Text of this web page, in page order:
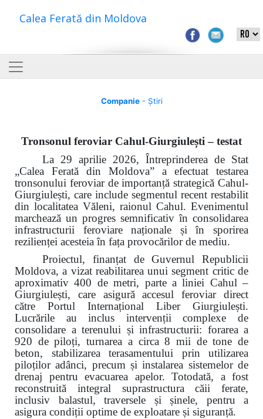
Calea Ferată din Moldova
Companie- Știri
Tronsonul feroviar Cahul-Giurgiulești – testat
La 29 aprilie 2026, Întreprinderea de Stat
„Calea Ferată din Moldova” a efectuat testarea
tronsonului feroviar de importanță strategică Cahul-
Giurgiulești, care include segmentul recent restabilit
din localitatea Văleni, raionul Cahul. Evenimentul
marchează un progres semnificativ în consolidarea
infrastructurii feroviare naționale și în sporirea
rezilienței acesteia în fața provocărilor de mediu.
Proiectul, finanțat de Guvernul Republicii
Moldova, a vizat reabilitarea unui segment critic de
aproximativ 400 de metri, parte a liniei Cahul –
Giurgiulești, care asigură accesul feroviar direct
către Portul Internațional Liber Giurgiulești.
Lucrările au inclus intervenții complexe de
consolidare a terenului și infrastructurii: forarea a
920 de piloți, turnarea a circa 8 mii de tone de
beton, stabilizarea terasamentului prin utilizarea
piloților adânci, precum și instalarea sistemelor de
drenaj pentru evacuarea apelor. Totodată, a fost
reconstruită integral suprastructura căii ferate,
inclusiv balastul, traversele și șinele, pentru a
asigura condiții optime de exploatare și siguranță.